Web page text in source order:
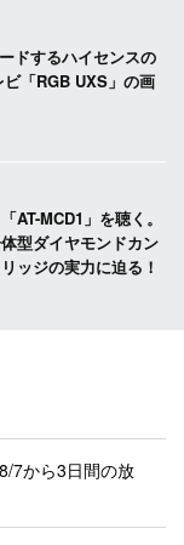
ドするハイセンスの
「RGB UXS」の画
AT-MCD1」を聴く。
型ダイヤモンドカン
ッジの実力に迫る！
7から3日間の放